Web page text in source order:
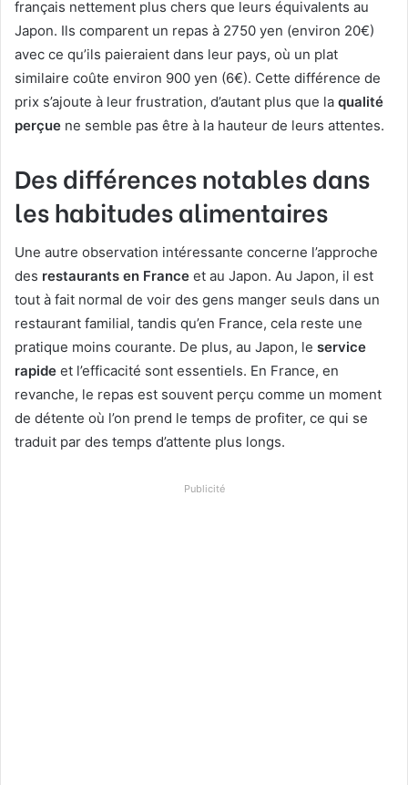
français nettement plus chers que leurs équivalents au
Japon. Ils comparent un repas à 2750 yen (environ 20€)
avec ce qu’ils paieraient dans leur pays, où un plat
similaire coûte environ 900 yen (6€). Cette différence de
prix s’ajoute à leur frustration, d’autant plus que la qualité
perçue ne semble pas être à la hauteur de leurs attentes.
Des différences notables dans
les habitudes alimentaires
Une autre observation intéressante concerne l’approche
des restaurants en France et au Japon. Au Japon, il est
tout à fait normal de voir des gens manger seuls dans un
restaurant familial, tandis qu’en France, cela reste une
pratique moins courante. De plus, au Japon, le service
rapide et l’efficacité sont essentiels. En France, en
revanche, le repas est souvent perçu comme un moment
de détente où l’on prend le temps de profiter, ce qui se
traduit par des temps d’attente plus longs.
Publicité